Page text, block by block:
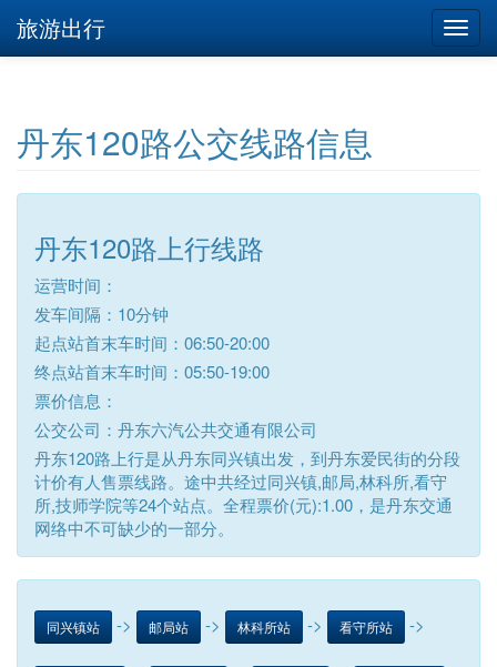
旅游出行
丹东120路公交线路信息
丹东120路上行线路
运营时间：
发车间隔：10分钟
起点站首末车时间：06:50-20:00
终点站首末车时间：05:50-19:00
票价信息：
公交公司：丹东六汽公共交通有限公司
丹东120路上行是从丹东同兴镇出发，到丹东爱民街的分段
计价有人售票线路。途中共经过同兴镇,邮局,林科所,看守
所,技师学院等24个站点。全程票价(元):1.00，是丹东交通
网络中不可缺少的一部分。
同兴镇站 -> 邮局站 -> 林科所站 -> 看守所站 ->